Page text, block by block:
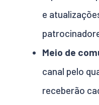
e
Meio de
canal pelo
receberão